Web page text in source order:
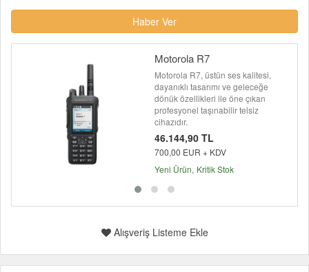
Haber Ver
Motorola R7
Motorola R7, üstün ses kalitesi,
dayanıklı tasarımı ve geleceğe
dönük özellikleri ile öne çıkan
profesyonel taşınabilir telsiz
cihazıdır.
46.144,90 TL
700,00 EUR + KDV
Yeni Ürün Kritik Stok
Alışveriş Listeme Ekle